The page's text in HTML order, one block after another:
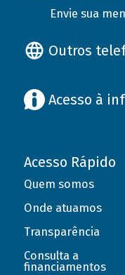
Envie sua
Outros
Acesso à
Acesso Rápido
Quem somos
Onde atuamos
Transparência
Consulta a
financiamentos